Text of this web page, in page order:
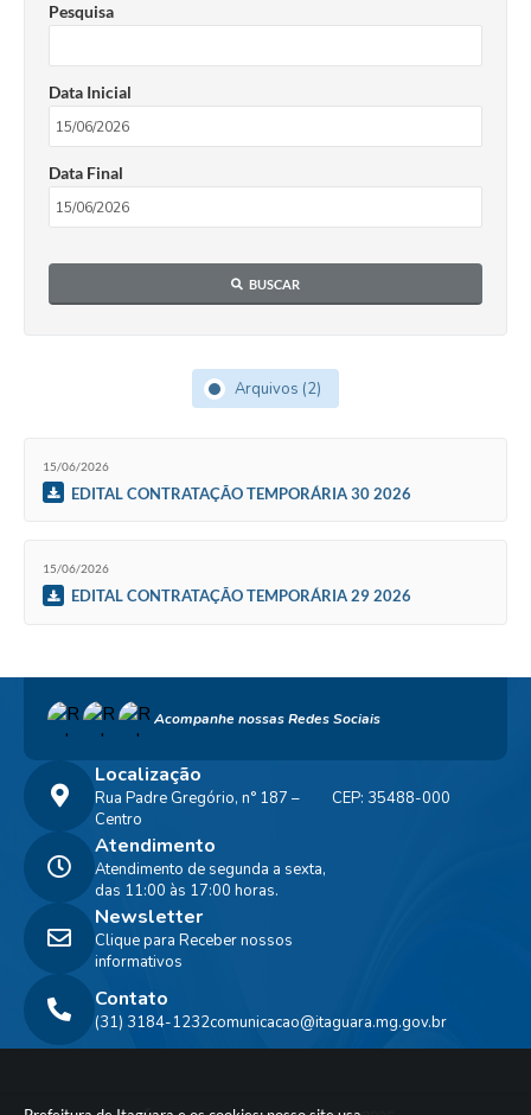
Pesquisa
Data Inicial
Data Final
BUSCAR
Arquivos (2)
15/06/2026
EDITAL CONTRATAÇÃO TEMPORÁRIA 30 2026
15/06/2026
EDITAL CONTRATAÇÃO TEMPORÁRIA 29 2026
Acompanhe nossas Redes Sociais
Localização
Rua Padre Gregório, n° 187 –
Centro
CEP: 35488-000
Contato
(31) 3184-1232comunicacao@itaguara.mg.gov.br
Atendimento
Atendimento de segunda a sexta,
das 11:00 às 17:00 horas.
Newsletter
Clique para Receber nossos
informativos